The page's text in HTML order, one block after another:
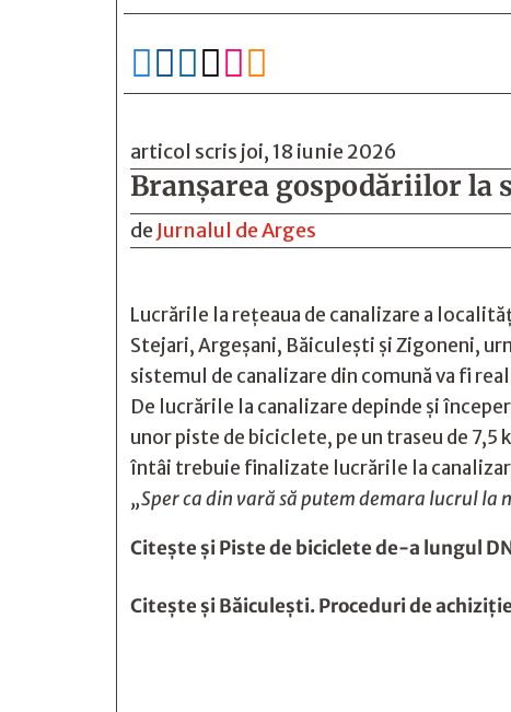

articol scris joi, 18 iunie 2026
Branşarea gospodăriilor la
de Jurnalul de Arges
Lucrările la rețeaua de canalizare a
Stejari, Argeșani, Băiculești și Zigoneni,
sistemul de canalizare din comună va fi
De lucrările la canalizare depinde și
unor piste de biciclete, pe un traseu de
întâi trebuie finalizate lucrările la
„Sper ca din vară să putem demara lucrul la
Citește șiPiste de biciclete de-a lungul
Citește șiBăiculeşti. Proceduri de